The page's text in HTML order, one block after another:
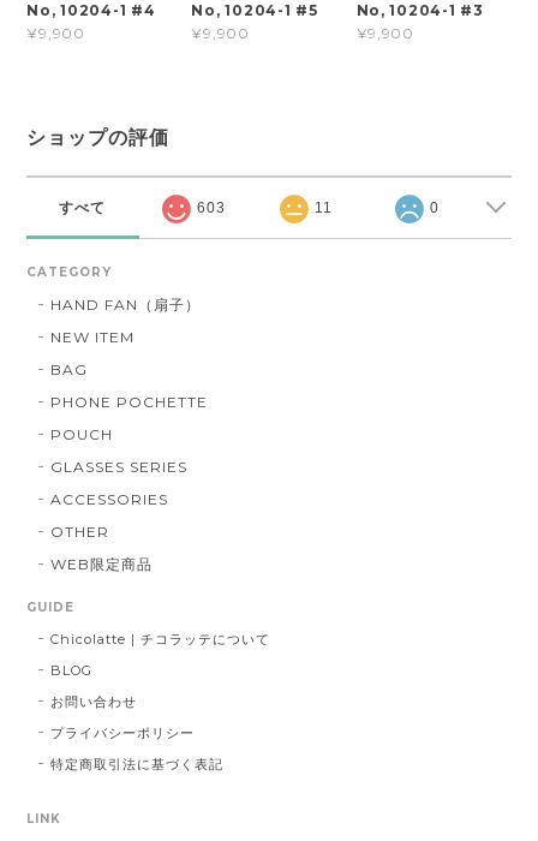
No, 10204-1 #4
¥9,900
No, 10204-1 #5
¥9,900
No, 10204-1 #3
¥9,900
ショップの評価
すべて 603 11 0
CATEGORY
HAND FAN（扇子）
NEW ITEM
BAG
PHONE POCHETTE
POUCH
GLASSES SERIES
ACCESSORIES
OTHER
WEB限定商品
GUIDE
Chicolatte | チコラッテについて
BLOG
お問い合わせ
プライバシーポリシー
特定商取引法に基づく表記
LINK